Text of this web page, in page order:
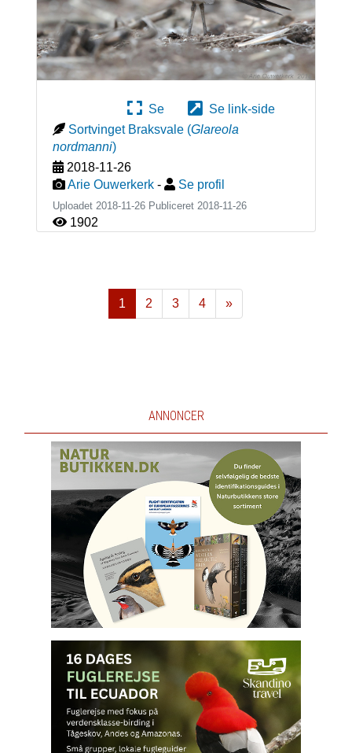
Se
Se link-side
Sortvinget Braksvale (Glareola
nordmanni)
2018-11-26
Arie Ouwerkerk - Se profil
Uploadet 2018-11-26 Publiceret 2018-11-26
1902
1 2 3 4
»
Næste
ANNONCER